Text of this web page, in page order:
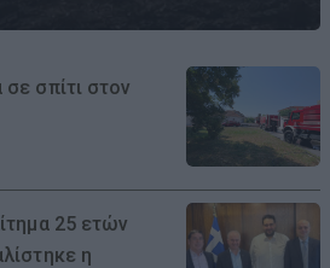
σπίτι στον
25 ετών
η